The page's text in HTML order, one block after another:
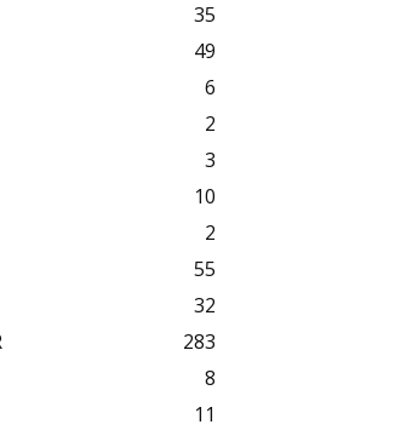
35
49
6
2
3
10
2
55
32
283
8
11